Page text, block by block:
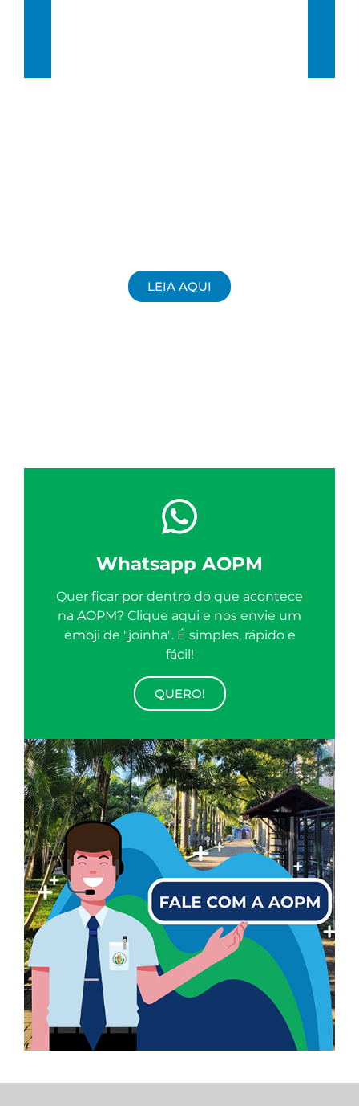
LEIA AQUI
Whatsapp AOPM
Quer ficar por dentro do que acontece
na AOPM? Clique aqui e nos envie um
emoji de "joinha". É simples, rápido e
fácil!
QUERO!